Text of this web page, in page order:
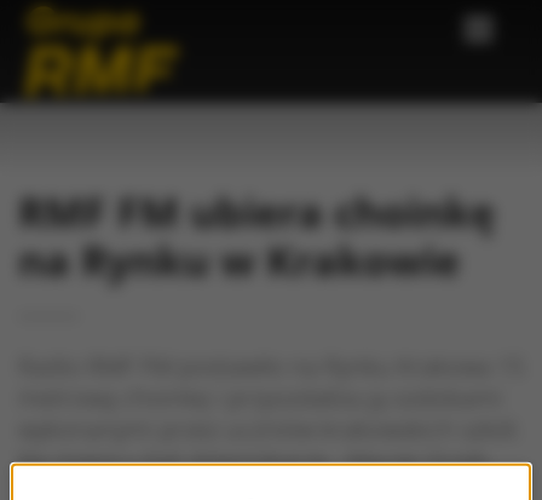
RMF FM ubiera choinkę
na Rynku w Krakowie
Na miejscu byli dziennikarze - Maciej Grzyb,